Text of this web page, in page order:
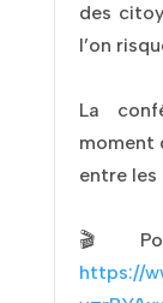
des
l’on
La
moment
entre
🎬
https://